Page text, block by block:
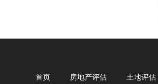
首页 房地产评估 土地评估